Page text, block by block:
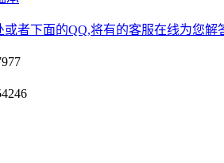
或者下面的QQ,将有的客服在线为您解